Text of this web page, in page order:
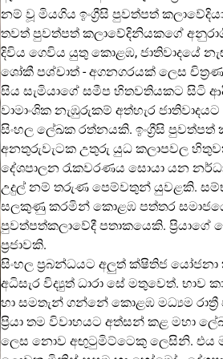
නම් වූ මියගිය ඉංග්‍රීසි පුවත්පත්
තවත් පුවත්පත් කලාවේදිනියකගේ අනුරාගී
දිවිය ගෙවිය යුතු කොළඹ, ජාතිවාදයේ
ශෝකී පශ්චාත් - අගනගරයක් ලෙස
සිය සැමියාගේ සමීප හිතවතියකට සිටි
වාමාංශික නැඹුරුකම් අත්හැර
සිංහල ලේඛක රත්නයකි. ඉංග්‍රීසි
අනතුරුවැටක උතුරු යුධ කලාපවල
දේශපාලන රැකවරණය සොයා යන
උදුල් නම් තරුණ පෙම්වතුන් යුවළකි.
සලකුණු කරමින් කොළඹ පත්තර
පුවත්පත්කලාවේදී පතාකයෙකි.
ප්‍රජාවකි.
සිංහල ප්‍රබන්ධයට අලුත් ක්ෂිතිජ
අධිසැර විද්‍යුත් ධාරා සේ මතුවෙත්.
හා සමතැන් ගන්නේ කොළඹ මධ්‍යම රාත්‍රී
ප්‍රියා තම විවාහයට අත්සන් කළ මහා
ලෙස නොව අඟුටුමිට්ටෙකු ලෙසිනි. එය